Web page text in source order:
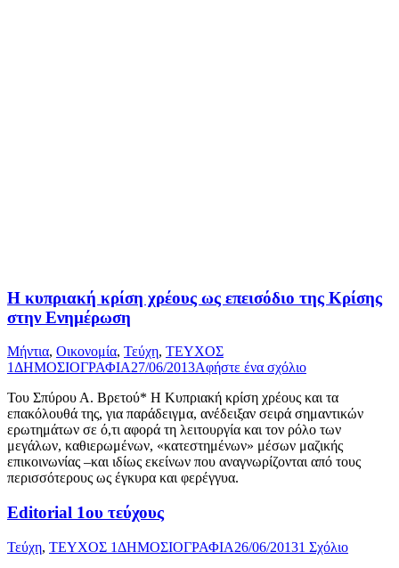
Η κυπριακή κρίση χρέους ως επεισόδιο της Κρίσης
στην Ενηµέρωση
Μήντια, Οικονομία, Τεύχη, ΤΕΥΧΟΣ
1 ΔΗΜΟΣΙΟΓΡΑΦΙΑ27/06/2013Αφήστε ένα σχόλιο
Του Σπύρου Α. Βρετού* Η Κυπριακή κρίση χρέους και τα
επακόλουθά της, για παράδειγμα, ανέδειξαν σειρά σημαντικών
ερωτημάτων σε ό,τι αφορά τη λειτουργία και τον ρόλο των
μεγάλων, καθιερωμένων, «κατεστημένων» μέσων μαζικής
επικοινωνίας –και ιδίως εκείνων που αναγνωρίζονται από τους
περισσότερους ως έγκυρα και φερέγγυα.
Editorial 1ου τεύχους
Τεύχη, ΤΕΥΧΟΣ 1 ΔΗΜΟΣΙΟΓΡΑΦΙΑ26/06/20131 Σχόλιο